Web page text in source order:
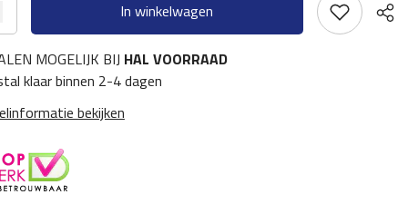
In winkelwagen
MOGELIJK BIJ HAL VOORRAAD
klaar binnen 2-4 dagen
bekijken